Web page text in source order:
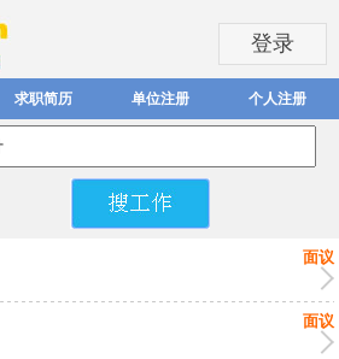
登录
求职简历 单位注册 个人注册
面议
面议